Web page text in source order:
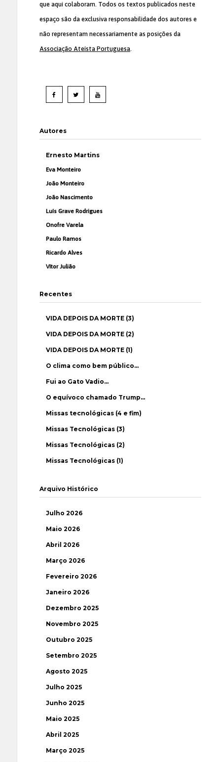
que aqui colaboram. Todos os textos publicados neste
espaço são da exclusiva responsabilidade dos autores e
não representam necessariamente as posições da
Associação Ateísta Portuguesa.
Autores
Ernesto Martins
Eva Monteiro
João Monteiro
João Nascimento
Luís Grave Rodrigues
Onofre Varela
Paulo Ramos
Ricardo Alves
Vítor Julião
Recentes
VIDA DEPOIS DA MORTE (3)
VIDA DEPOIS DA MORTE (2)
VIDA DEPOIS DA MORTE (1)
O clima como bem público…
Fui ao Gato Vadio…
O equívoco chamado Trump…
Missas tecnológicas (4 e fim)
Missas Tecnológicas (3)
Missas Tecnológicas (2)
Missas Tecnológicas (1)
Arquivo Histórico
Julho 2026
Maio 2026
Abril 2026
Março 2026
Fevereiro 2026
Janeiro 2026
Dezembro 2025
Novembro 2025
Outubro 2025
Setembro 2025
Agosto 2025
Julho 2025
Junho 2025
Maio 2025
Abril 2025
Março 2025